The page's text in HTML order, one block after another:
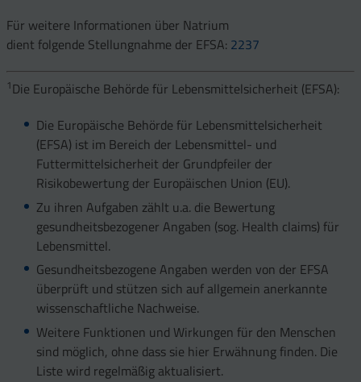
Für weitere Informationen über Natrium
dient folgende Stellungnahme der EFSA: 2237
1Die Europäische Behörde für Lebensmittelsicherheit (EFSA):
Die Europäische Behörde für Lebensmittelsicherheit
(EFSA) ist im Bereich der Lebensmittel- und
Futtermittelsicherheit der Grundpfeiler der
Risikobewertung der Europäischen Union (EU).
Zu ihren Aufgaben zählt u.a. die Bewertung
gesundheitsbezogener Angaben (sog. Health claims) für
Lebensmittel.
Gesundheitsbezogene Angaben werden von der EFSA
überprüft und stützen sich auf allgemein anerkannte
wissenschaftliche Nachweise.
Weitere Funktionen und Wirkungen für den Menschen
sind möglich, ohne dass sie hier Erwähnung finden. Die
Liste wird regelmäßig aktualisiert.